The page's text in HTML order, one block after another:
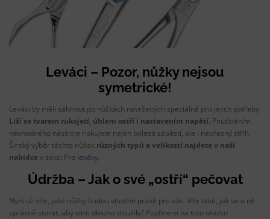
Leváci – Pozor, nůžky nejsou
symetrické!
Leváci by měli sáhnout po nůžkách navržených speciálně pro jejich potřeby.
Liší se tvarem rukojetí, úhlem ostří i nastavením napětí. Používáním
nevhodného nástroje riskujete nejen bolesti zápěstí, ale i nepřesný střih.
Široký výběr těchto nůžek různých typů a velikostí najdete v naší
nabídcev sekci Pro leváky.
Údržba – Jak o své „ostří“ pečovat
Nyní už víte, jaké nůžky budou vhodné právě pro vás. Víte také, jak se o ně
správně starat, aby vám dlouho sloužily? Pojďme si na tuto otázku